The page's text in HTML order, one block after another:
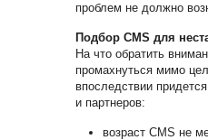
проблем не должно
Подбор CMS для
На что обратить
промахнуться мимо
впоследствии
и партнеров:
возраст CMS не